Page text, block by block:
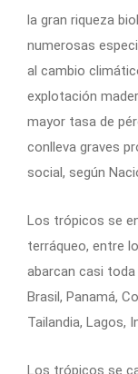
la gran riqueza
numerosas
al cambio
explotación
mayor tasa de
conlleva graves
social, según
Los trópicos se
terráqueo, entre
abarcan casi
Brasil, Panamá,
Tailandia, Lagos,
Los trópicos se